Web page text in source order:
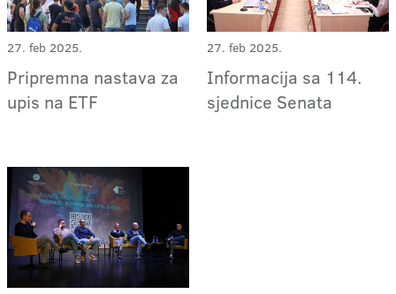
27. feb 2025.
Pripremna nastava za
upis na ETF
27. feb 2025.
Informacija sa 114.
sjednice Senata